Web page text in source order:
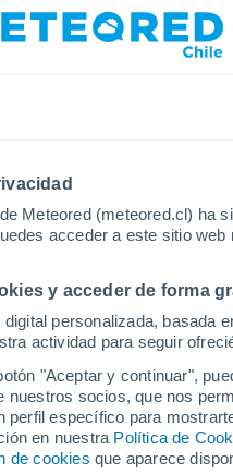
Meteored (meteored.cl) ha
acceder a este sitio
y acceder de forma
digital personalizada, basada
actividad para seguir
"Aceptar y continuar",
nuestros socios, que nos
perfil específico para
en nuestra Política de
de cookies que aparece
Canadá
Tiempo en
Hoy, 6 agosto Todo el día